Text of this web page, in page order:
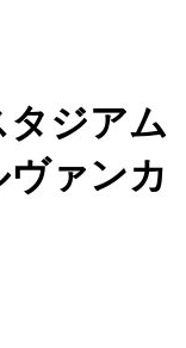
タジアム
ァンカ